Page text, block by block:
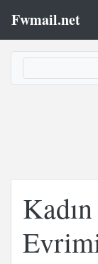
Fwmail.net